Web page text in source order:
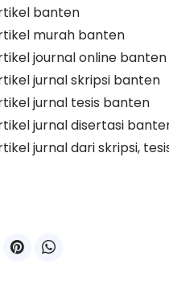
banten
murah banten
journal online banten
jurnal skripsi banten
jurnal tesis banten
jurnal disertasi
jurnal dari skripsi,